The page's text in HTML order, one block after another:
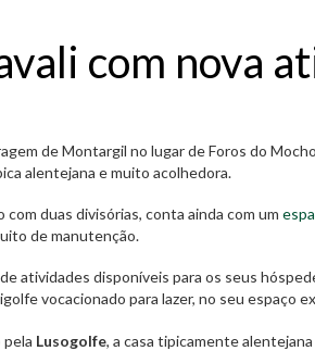
com nova
de Montargil no lugar de Foros do
alentejana e muito acolhedora.
duas divisórias, conta ainda com um
de manutenção.
atividades disponíveis para os seus
vocacionado para lazer, no seu espaço
pela Lusogolfe, a casa tipicamente